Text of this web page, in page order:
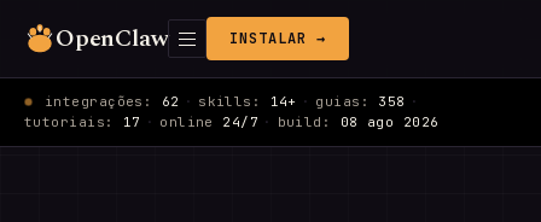
OpenClaw INSTALAR →
integrações: 62 · skills: 14+ · guias: 358 ·
tutoriais: 17 · online 24/7 · build: 08 ago 2026